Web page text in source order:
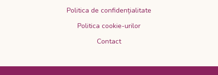
Politica de confidențialitate
Politica cookie-urilor
Contact